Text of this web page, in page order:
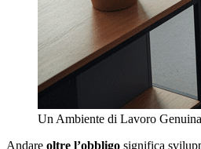
Un Ambiente di Lavoro
Andare oltre l’obbligo significa